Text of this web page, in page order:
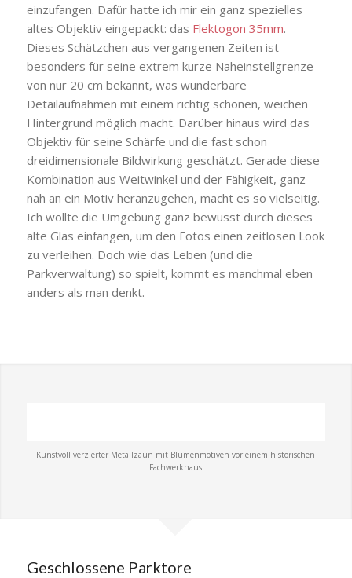
einzufangen. Dafür hatte ich mir ein ganz spezielles
altes Objektiv eingepackt: das Flektogon 35mm.
Dieses Schätzchen aus vergangenen Zeiten ist
besonders für seine extrem kurze Naheinstellgrenze
von nur 20 cm bekannt, was wunderbare
Detailaufnahmen mit einem richtig schönen, weichen
Hintergrund möglich macht. Darüber hinaus wird das
Objektiv für seine Schärfe und die fast schon
dreidimensionale Bildwirkung geschätzt. Gerade diese
Kombination aus Weitwinkel und der Fähigkeit, ganz
nah an ein Motiv heranzugehen, macht es so vielseitig.
Ich wollte die Umgebung ganz bewusst durch dieses
alte Glas einfangen, um den Fotos einen zeitlosen Look
zu verleihen. Doch wie das Leben (und die
Parkverwaltung) so spielt, kommt es manchmal eben
anders als man denkt.
Kunstvoll verzierter Metallzaun mit Blumenmotiven vor einem historischen
Fachwerkhaus
Geschlossene Parktore